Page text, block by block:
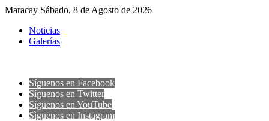
Maracay Sábado, 8 de Agosto de 2026
Noticias
Galerías
Síguenos en Facebook
Síguenos en Twitter
Síguenos en YouTube
Sìguenos en Instagram